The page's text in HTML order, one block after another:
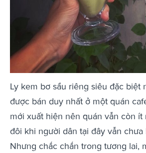
Ly kem bơ sầu riêng siêu đặc biệt
được bán duy nhất ở một quán
mới xuất hiện nên quán vẫn còn ít
đôi khi người dân tại đây vẫn chưa
Nhưng chắc chắn trong tương lai,